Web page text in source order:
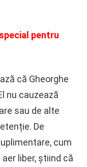
pentru
că Gheorghe
nu cauzează
sau de alte
De
cum
liber, știind că